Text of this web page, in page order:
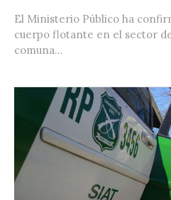
El Ministerio Público ha
cuerpo flotante en el sector
comuna...